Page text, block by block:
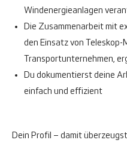
Windenergieanlagen
Die Zusammenarbeit mit
den Einsatz von Teleskop-
Transportunternehmen,
Du dokumentierst deine
einfach und effizient
Dein Profil – damit